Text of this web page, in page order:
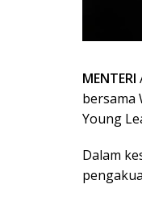
MENTERI
bersama
Young
Dalam